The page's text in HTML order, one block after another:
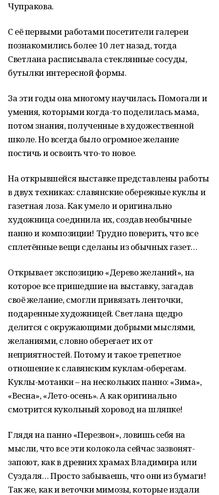
Чупракова.
С её первыми работами посетители галереи
познакомились более 10 лет назад, тогда
Светлана расписывала стеклянные сосуды,
бутылки интересной формы.
За эти годы она многому научилась. Помогали и
умения, которыми когда-то поделилась мама,
потом знания, полученные в художественной
школе. Но всегда было огромное желание
постичь и освоить что-то новое.
На открывшейся выставке представлены работы
в двух техниках: славянские обережные куклы и
газетная лоза. Как умело и оригинально
художница соединила их, создав необычные
панно и композиции! Трудно поверить, что все
сплетённые вещи сделаны из обычных газет…
Открывает экспозицию «Дерево желаний», на
которое все пришедшие на выставку, загадав
своё желание, смогли привязать ленточки,
подаренные художницей. Светлана щедро
делится с окружающими добрыми мыслями,
желаниями, словно оберегает их от
неприятностей. Потому и такое трепетное
отношение к славянским куклам-оберегам.
Куклы-мотанки – на нескольких панно: «Зима»,
«Весна», «Лето-осень». А как оригинально
смотрится кукольный хоровод на шляпке!
Глядя на панно «Перезвон», ловишь себя на
мысли, что все эти колокола сейчас зазвонят-
запоют, как в древних храмах Владимира или
Суздаля… Просто забываешь, что они из бумаги!
Так же, как и веточки мимозы, которые издали